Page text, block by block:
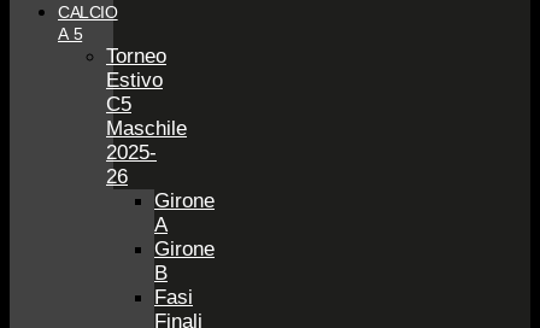
CALCIO
A 5
Torneo
Estivo
C5
Maschile
2025-
26
Girone
A
Girone
B
Fasi
Finali